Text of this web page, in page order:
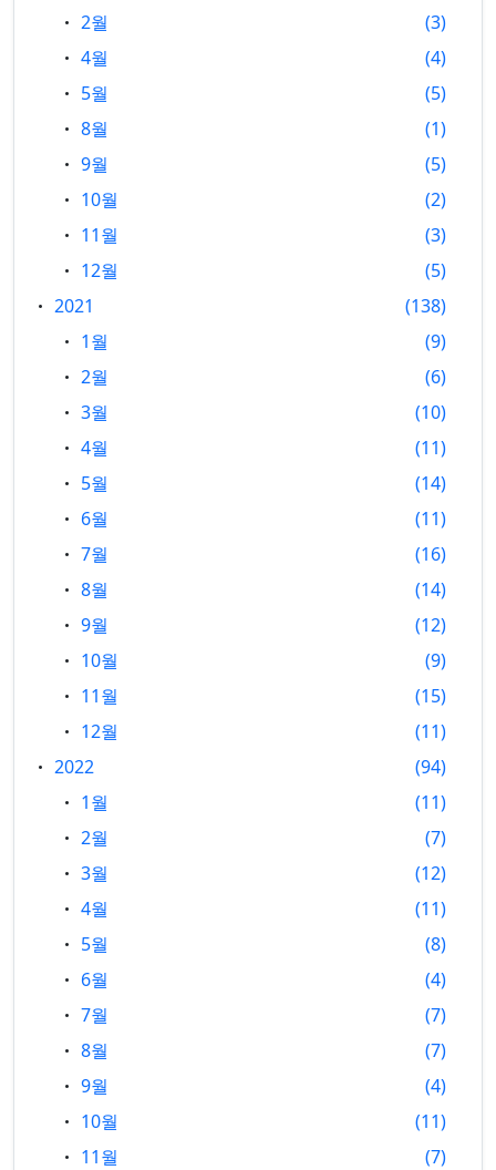
2월
3
4월
4
5월
5
8월
1
9월
5
10월
2
11월
3
12월
5
2021
138
1월
9
2월
6
3월
10
4월
11
5월
14
6월
11
7월
16
8월
14
9월
12
10월
9
11월
15
12월
11
2022
94
1월
11
2월
7
3월
12
4월
11
5월
8
6월
4
7월
7
8월
7
9월
4
10월
11
11월
7